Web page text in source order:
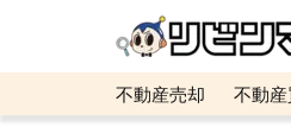
不動産売却 不動産
メタ住宅展示場